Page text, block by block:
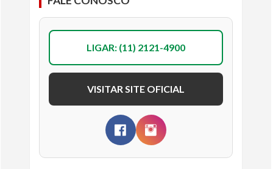
LIGAR: (11) 2121-4900
VISITAR SITE OFICIAL